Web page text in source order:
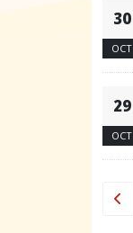
30
OCT
29
OCT